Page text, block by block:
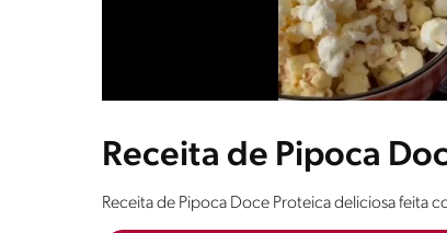
Receita de Pipoca
Receita de Pipoca Doce Proteica deliciosa feita